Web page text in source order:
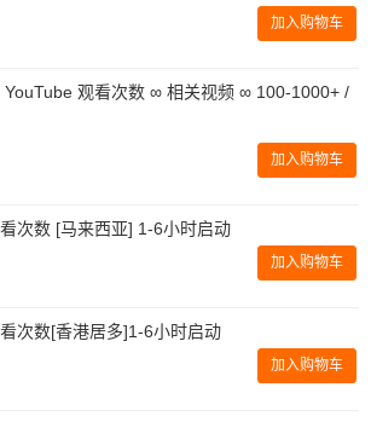
加入购物车
YouTube 观看次数 ∞ 相关视频 ∞ 100-1000+ /
加入购物车
次数 [马来西亚] 1-6小时启动
加入购物车
次数[香港居多]1-6小时启动
加入购物车